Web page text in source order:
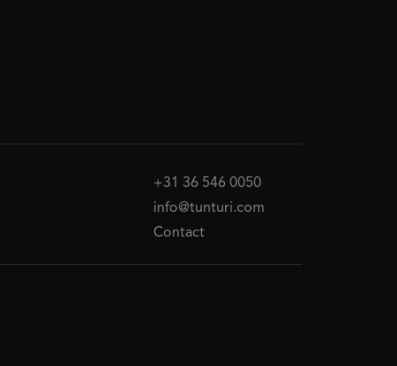
+31 36 546 0050
info@tunturi.com
Contact